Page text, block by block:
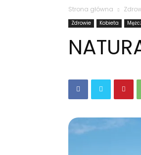
polsku
Strona główna
Zdrowie Kobieta